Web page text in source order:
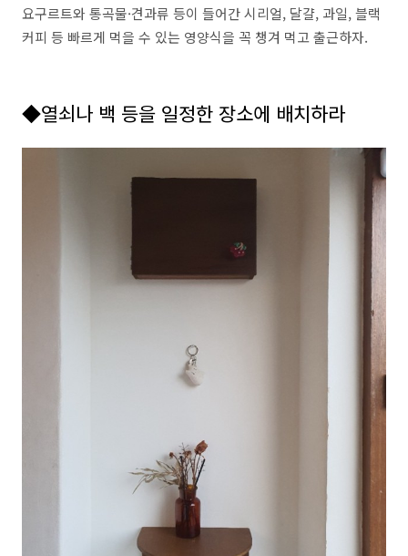
요구르트와 통곡물·견과류 등이 들어간 시리얼, 달걀, 과일, 블랙
커피 등 빠르게 먹을 수 있는 영양식을 꼭 챙겨 먹고 출근하자.
◆열쇠나 백 등을 일정한 장소에 배치하라